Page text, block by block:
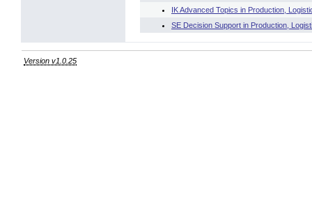
IK Advanced Topics in Production,
SE Decision Support in Production,
Version v1.0.25